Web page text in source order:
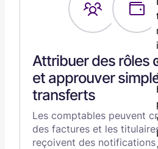
Attribuer des rôles
et approuver
transferts
Les comptables peuvent
des factures et les
reçoivent des